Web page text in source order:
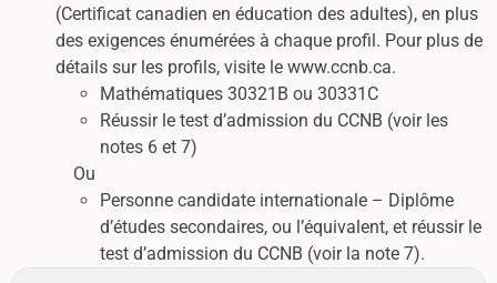
(Certificat canadien en éducation des adultes), en plus
des exigences énumérées à chaque profil. Pour plus de
détails sur les profils, visite le www.ccnb.ca.
Mathématiques 30321B ou 30331C
Réussir le test d’admission du CCNB (voir les
notes 6 et 7)
Ou
Personne candidate internationale – Diplôme
d’études secondaires, ou l’équivalent, et réussir le
test d’admission du CCNB (voir la note 7).